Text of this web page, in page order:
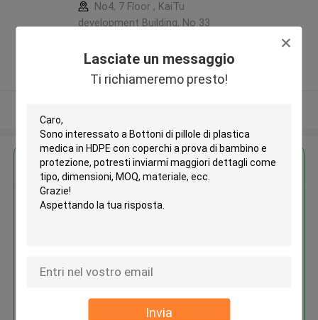
Lasciate un messaggio
Ti richiameremo presto!
Invia
No4, 7 Floor , KaiTu
development Building, No 33
5.0
Fornitore verificato
Ottieni il miglior prezzo per
Bottoni di pillole di plastica